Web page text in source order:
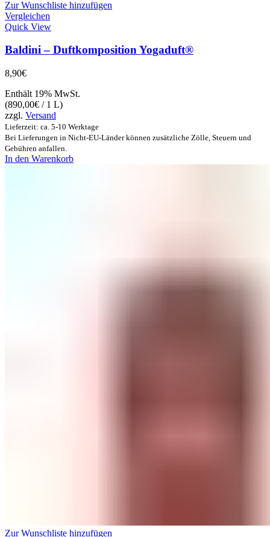
Zur Wunschliste hinzufügen
Vergleichen
Quick View
Baldini – Duftkomposition Yogaduft®
8,90€
Enthält 19% MwSt.
(890,00€ / 1 L)
zzgl. Versand
Lieferzeit: ca. 5-10 Werktage
Bei Lieferungen in Nicht-EU-Länder können zusätzliche Zölle, Steuern und
Gebühren anfallen.
In den Warenkorb
Zur Wunschliste hinzufügen